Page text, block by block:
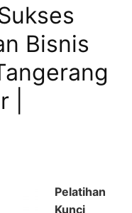
Bisnis
Pelatihan
Kunci